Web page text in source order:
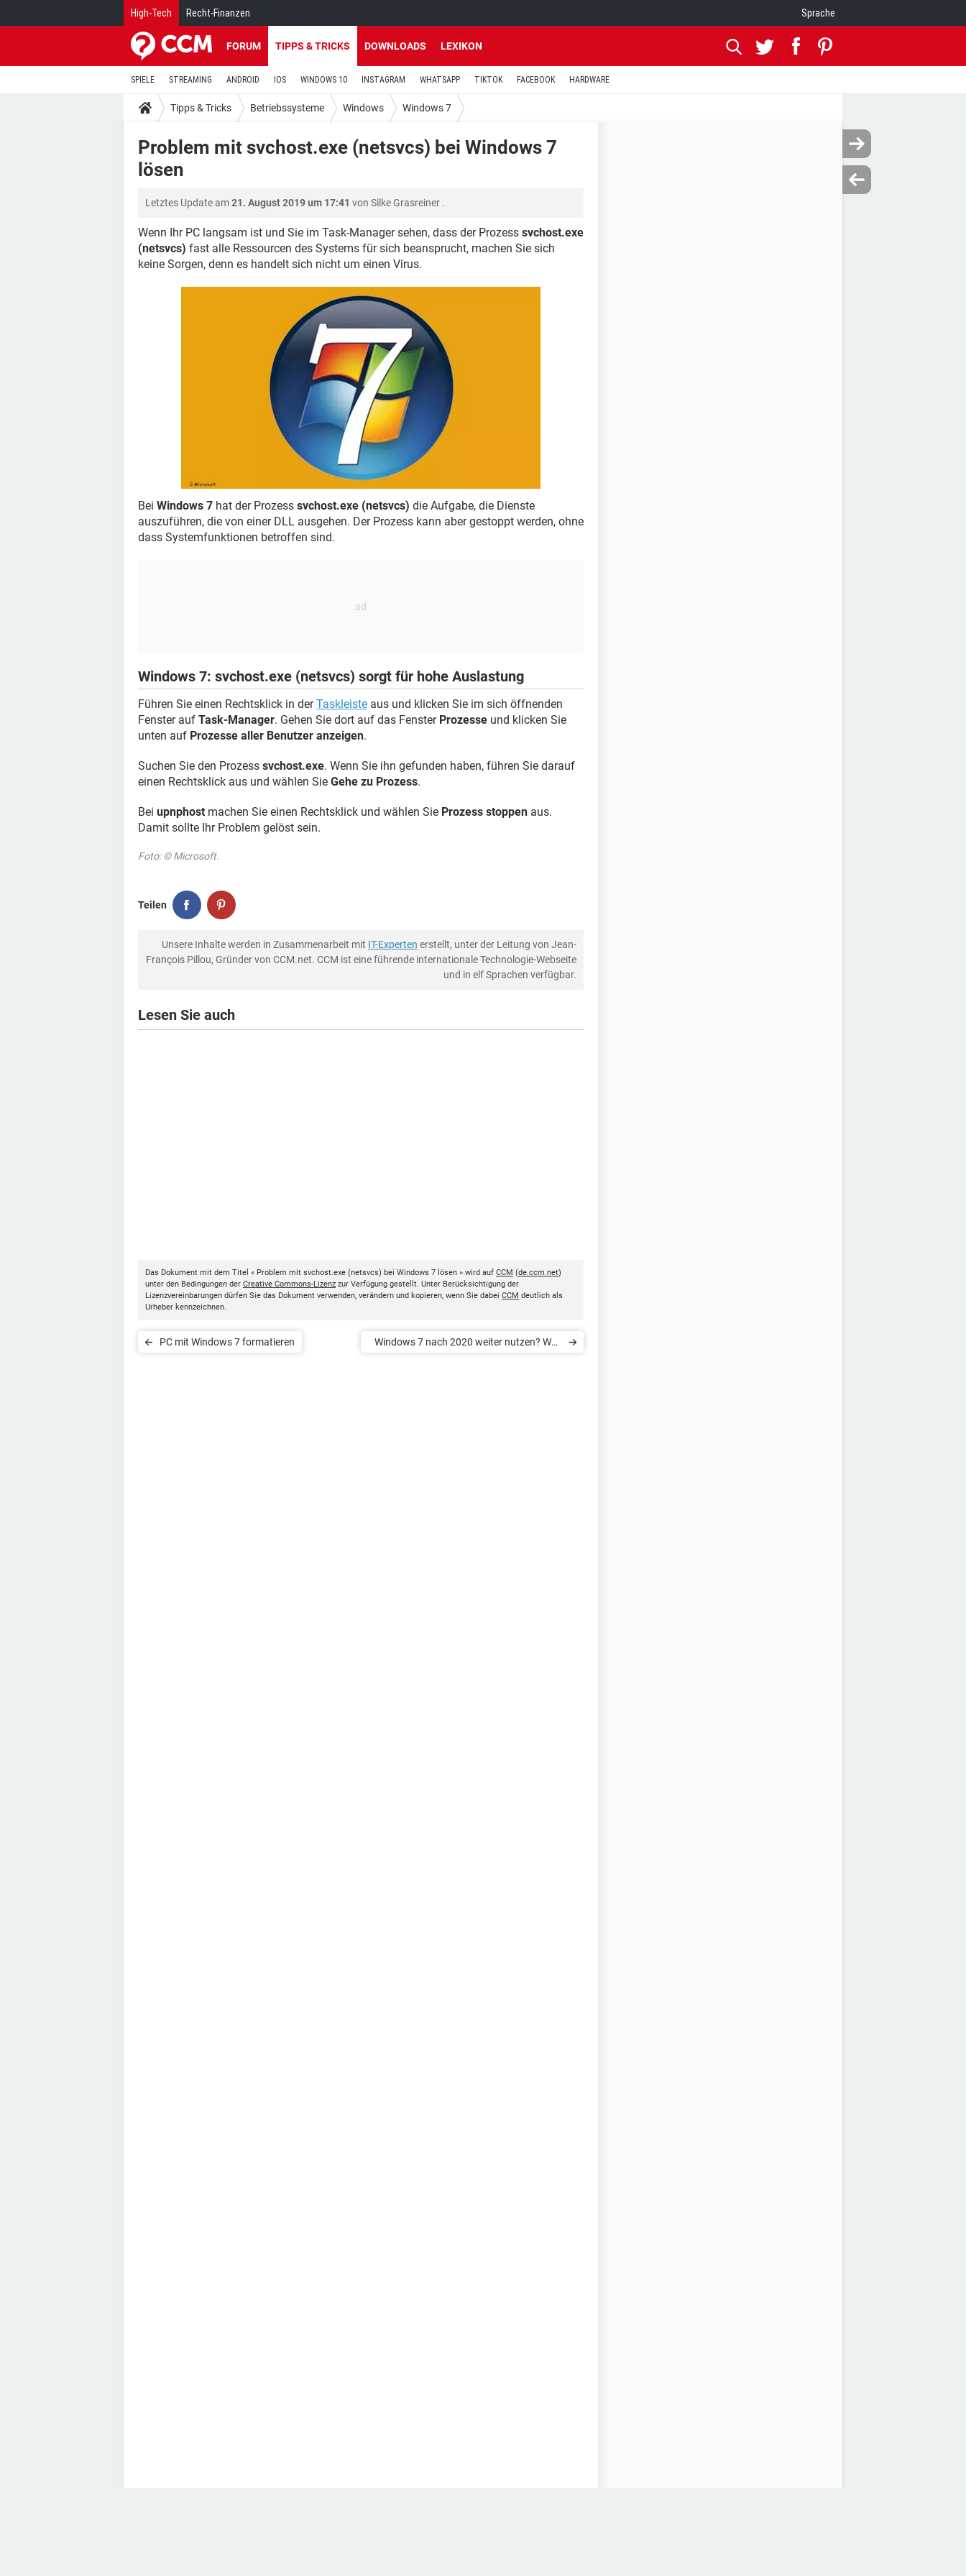
High-Tech Recht-Finanzen Sprache
FORUM TIPPS & TRICKS DOWNLOADS LEXIKON
SPIELE STREAMING ANDROID IOS WINDOWS 10 INSTAGRAM WHATSAPP TIKTOK FACEBOOK HARDWARE
Tipps & Tricks Betriebssysteme Windows Windows 7
Problem mit svchost.exe (netsvcs) bei Windows 7
lösen
Letztes Update am21. August 2019 um 17:41 von Silke Grasreiner .
Wenn Ihr PC langsam ist und Sie im Task-Manager sehen, dass der Prozess svchost.exe
(netsvcs) fast alle Ressourcen des Systems für sich beansprucht, machen Sie sich
keine Sorgen, denn es handelt sich nicht um einen Virus.
Bei Windows 7 hat der Prozess svchost.exe (netsvcs) die Aufgabe, die Dienste
auszuführen, die von einer DLL ausgehen. Der Prozess kann aber gestoppt werden, ohne
dass Systemfunktionen betroffen sind.
Windows 7: svchost.exe (netsvcs) sorgt für hohe Auslastung
Führen Sie einen Rechtsklick in derTaskleiste aus und klicken Sie im sich öffnenden
Fenster auf Task-Manager. Gehen Sie dort auf das Fenster Prozesse und klicken Sie
unten auf Prozesse aller Benutzer anzeigen.
Suchen Sie den Prozess svchost.exe. Wenn Sie ihn gefunden haben, führen Sie darauf
einen Rechtsklick aus und wählen Sie Gehe zu Prozess.
Bei upnphost machen Sie einen Rechtsklick und wählen Sie Prozess stoppen aus.
Damit sollte Ihr Problem gelöst sein.
Foto: © Microsoft.
Teilen
Unsere Inhalte werden in Zusammenarbeit mit IT-Experten erstellt, unter der Leitung von Jean-
François Pillou, Gründer von CCM.net. CCM ist eine führende internationale Technologie-Webseite
und in elf Sprachen verfügbar.
Lesen Sie auch
Das Dokument mit dem Titel « Problem mit svchost.exe (netsvcs) bei Windows 7 lösen » wird auf CCM (de.ccm.net)
unter den Bedingungen der Creative Commons-Lizenz zur Verfügung gestellt. Unter Berücksichtigung der
Lizenzvereinbarungen dürfen Sie das Dokument verwenden, verändern und kopieren, wenn Sie dabei CCM deutlich als
Urheber kennzeichnen.
PC mit Windows 7 formatieren
Windows 7 nach 2020 weiter nutzen? Was